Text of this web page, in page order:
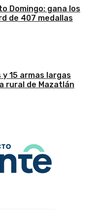
Domingo: gana los
de 407 medallas
15 armas largas
rural de Mazatlán